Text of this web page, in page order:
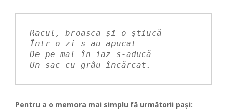
Racul, broasca şi o ştiucă
Într-o zi s-au apucat
De pe mal în iaz s-aducă
Un sac cu grâu încărcat.
Pentru a o memora mai simplu fă următorii paşi: